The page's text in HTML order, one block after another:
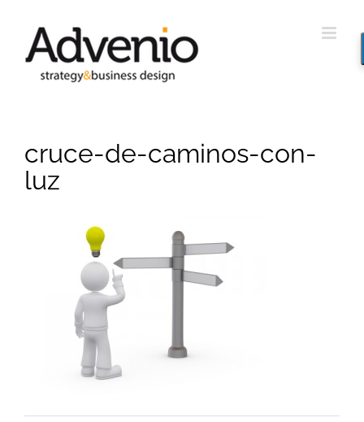
contenido
cruce-de-caminos-con-
luz